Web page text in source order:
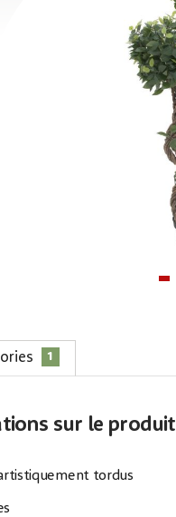
1
sur le produit
tordus